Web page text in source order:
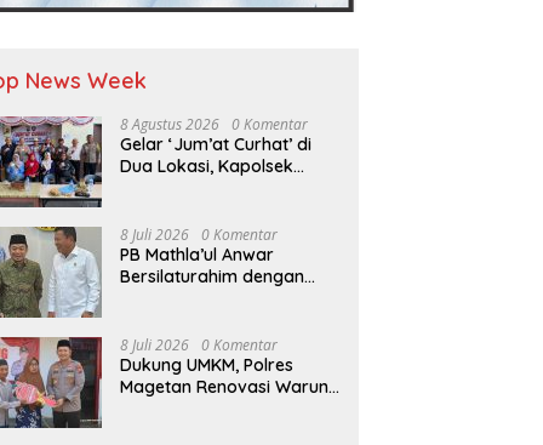
News Week
8 Agustus 2026 0 Komentar
Gelar ‘Jum’at Curhat’ di
Dua Lokasi, Kapolsek
dan Siap Sikat Peredaran
Miras
8 Juli 2026 0 Komentar
PB Mathla’ul Anwar
Bersilaturahim dengan
Herindra: Bahas Komitmen
Rekat Persatuan dan
Kemajuan NKRI
8 Juli 2026 0 Komentar
Dukung UMKM, Polres
Magetan Renovasi Warung